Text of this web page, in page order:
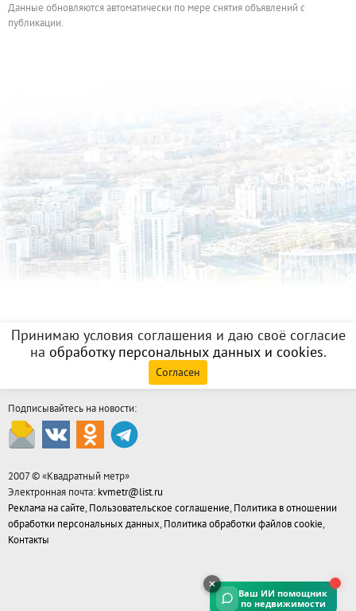
Данные обновляются автоматически по мере снятия объявлений с
публикации.
Принимаю условия соглашения и даю своё согласие
на обработку персональных данных и cookies.
Согласен
Подписывайтесь на новости:
2007 © «Квадратный метр»
Электронная почта: kvmetr@list.ru
Реклама на сайте, Пользовательское соглашение, Политика в отношении
обработки персональных данных, Политика обработки файлов cookie,
Контакты
Ваш ИИ помощник
по недвижимости